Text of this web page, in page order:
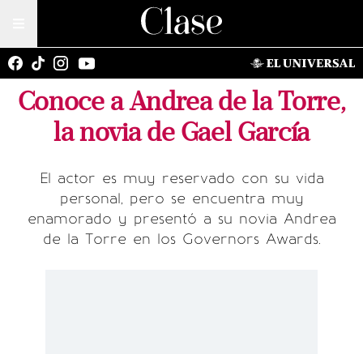
Conoce a Andrea de la Torre,
la novia de Gael García
El actor es muy reservado con su vida
personal, pero se encuentra muy
enamorado y presentó a su novia Andrea
de la Torre en los Governors Awards.